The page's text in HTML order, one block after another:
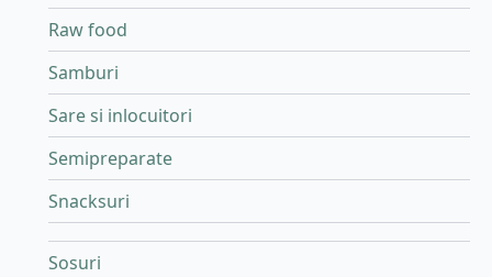
Raw food
Samburi
Sare si inlocuitori
Semipreparate
Snacksuri
Sosuri